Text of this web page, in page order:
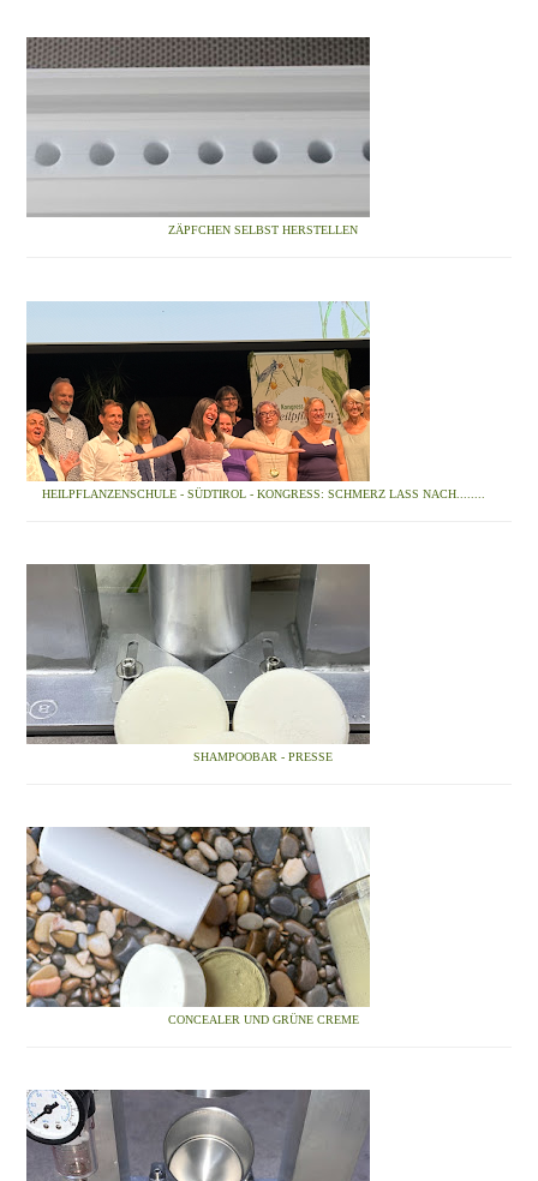
ZÄPFCHEN SELBST HERSTELLEN
HEILPFLANZENSCHULE - SÜDTIROL - KONGRESS: SCHMERZ LASS NACH........
SHAMPOOBAR - PRESSE
CONCEALER UND GRÜNE CREME